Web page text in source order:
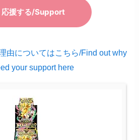
由についてはこちら/Find out why
your support here